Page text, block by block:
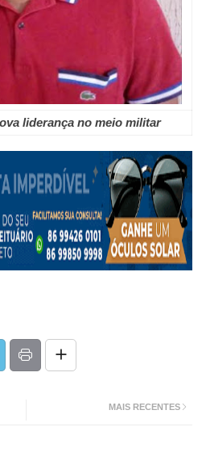
liderança no meio militar
MAIS RECENTES